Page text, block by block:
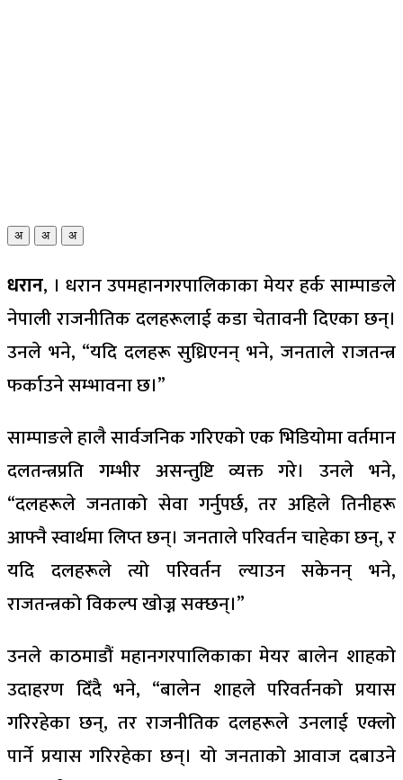
अ अ अ
धरान, । धरान उपमहानगरपालिकाका मेयर हर्क साम्पाङले
नेपाली राजनीतिक दलहरूलाई कडा चेतावनी दिएका छन्।
उनले भने, “यदि दलहरू सुध्रिएनन् भने, जनताले राजतन्त्र
फर्काउने सम्भावना छ।”
साम्पाङले हालै सार्वजनिक गरिएको एक भिडियोमा वर्तमान
दलतन्त्रप्रति गम्भीर असन्तुष्टि व्यक्त गरे। उनले भने,
“दलहरूले जनताको सेवा गर्नुपर्छ, तर अहिले तिनीहरू
आफ्नै स्वार्थमा लिप्त छन्। जनताले परिवर्तन चाहेका छन्, र
यदि दलहरूले त्यो परिवर्तन ल्याउन सकेनन् भने,
राजतन्त्रको विकल्प खोज्न सक्छन्।”
उनले काठमाडौं महानगरपालिकाका मेयर बालेन शाहको
उदाहरण दिँदै भने, “बालेन शाहले परिवर्तनको प्रयास
गरिरहेका छन्, तर राजनीतिक दलहरूले उनलाई एक्लो
पार्ने प्रयास गरिरहेका छन्। यो जनताको आवाज दबाउने